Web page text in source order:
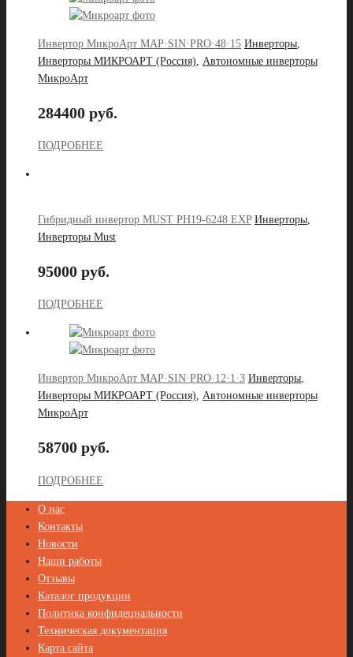
Инвертор МикроАрт MAP·SIN·PRO·48·15 Инверторы,
Инверторы МИКРОАРТ (Россия), Автономные инверторы
МикроАрт
284400 руб.
ПОДРОБНЕЕ
Гибридный инвертор MUST PH19-6248 EXP Инверторы,
Инверторы Must
95000 руб.
ПОДРОБНЕЕ
Инвертор МикроАрт MAP·SIN·PRO·12·1·3 Инверторы,
Инверторы МИКРОАРТ (Россия), Автономные инверторы
МикроАрт
58700 руб.
ПОДРОБНЕЕ
О нас
Контакты
Новости
Наши работы
Отзывы
Каталог продукции
Политика конфидециальности
Техническая документация
Карта сайта